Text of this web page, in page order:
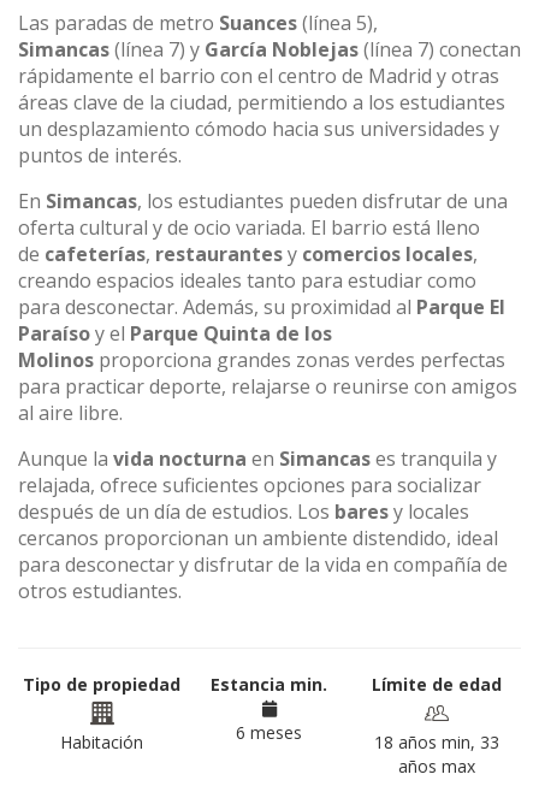
Las paradas de metro Suances(línea 5),
Simancas(línea 7) y García Noblejas(línea 7) conectan
rápidamente el barrio con el centro de Madrid y otras
áreas clave de la ciudad, permitiendo a los estudiantes
un desplazamiento cómodo hacia sus universidades y
puntos de interés.
En Simancas, los estudiantes pueden disfrutar de una
oferta cultural y de ocio variada. El barrio está lleno
de cafeterías, restaurantesy comercios locales,
creando espacios ideales tanto para estudiar como
para desconectar. Además, su proximidad al Parque El
Paraísoy el Parque Quinta de los
Molinos proporciona grandes zonas verdes perfectas
para practicar deporte, relajarse o reunirse con amigos
al aire libre.
Aunque la vida nocturna en Simancases tranquila y
relajada, ofrece suficientes opciones para socializar
después de un día de estudios. Los baresy locales
cercanos proporcionan un ambiente distendido, ideal
para desconectar y disfrutar de la vida en compañía de
otros estudiantes.
Tipo de propiedad
Habitación
Estancia min.
6 meses
Límite de edad
18 años min, 33
años max